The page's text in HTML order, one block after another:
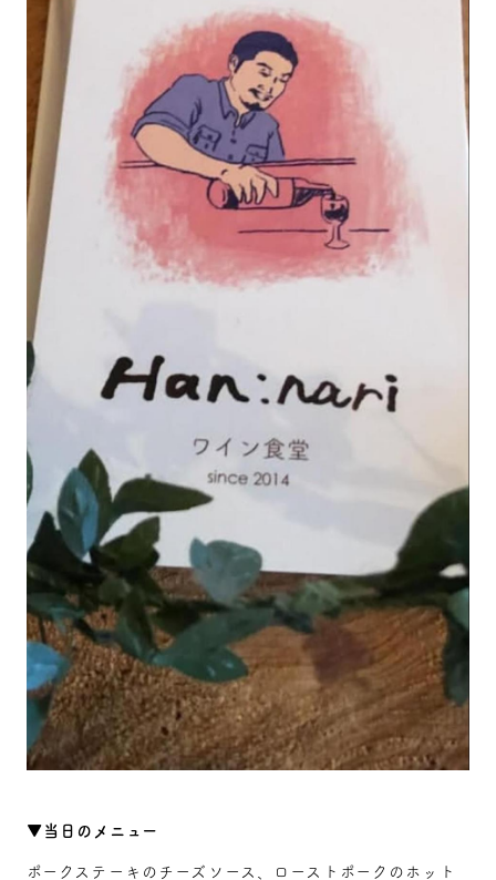
▼当日のメニュー
ポークステーキのチーズソース、ローストポークのホット